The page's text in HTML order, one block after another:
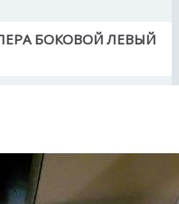
БОКОВОЙ ЛЕВЫЙ